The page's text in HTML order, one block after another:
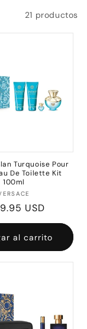
21 productos
Turquoise Pour
De Toilette Kit
100ml
Proveedor:
USD
al carrito